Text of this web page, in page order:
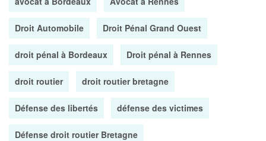
Droit Automobile Droit Pénal Grand Ouest
droit pénal à Bordeaux Droit pénal à Rennes
droit routier droit routier bretagne
Défense des libertés défense des victimes
Défense droit routier Bretagne